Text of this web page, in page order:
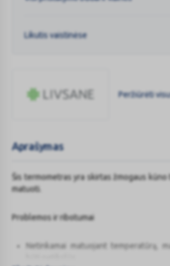
Likutis vaistinėse
Peržiūrėti
Aprašymas
Šis termometras yra skirtas žmogaus
matuoti.
Problemos ir ribotumai
Netinkamai matuojant temperatūrą,